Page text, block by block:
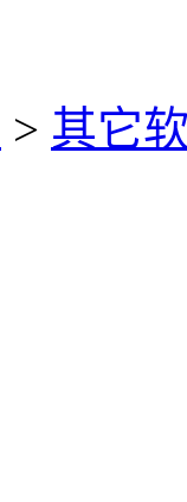
> 其它